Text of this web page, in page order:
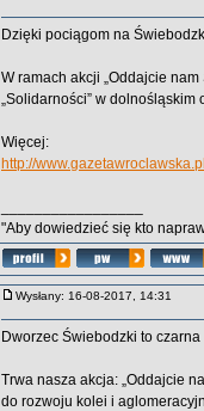
Dzięki pociągom na
W ramach akcji „Oddajcie
„Solidarności” w dolnośląskim
Więcej:
http://
"Aby dowiedzieć się kto
Wysłany: 16-08-2017, 14:31
Dworzec Świebodzki to
Trwa nasza akcja: „Oddajcie
do rozwoju kolei i